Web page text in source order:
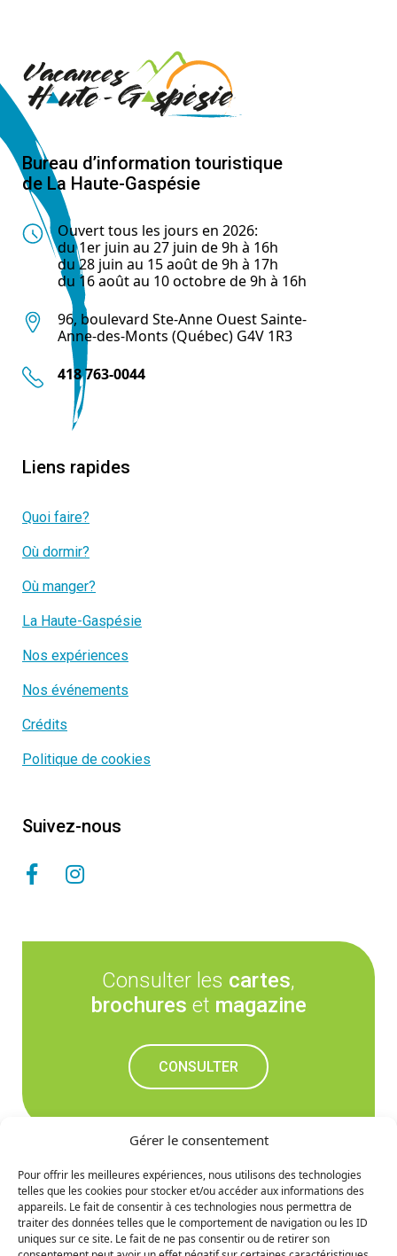
Gérer le consentement
Pour offrir les meilleures expériences, nous utilisons des technologies
telles que les cookies pour stocker et/ou accéder aux informations des
appareils. Le fait de consentir à ces technologies nous permettra de
traiter des données telles que le comportement de navigation ou les ID
uniques sur ce site. Le fait de ne pas consentir ou de retirer son
Bureau d’information touristique
de La Haute-Gaspésie
Ouvert tous les jours en 2026:
du 1er juin au 27 juin de 9h à 16h
du 28 juin au 15 août de 9h à 17h
du 16 août au 10 octobre de 9h à 16h
96, boulevard Ste-Anne Ouest Sainte-
Anne-des-Monts (Québec) G4V 1R3
418 763-0044
Liens rapides
Quoi faire?
Où dormir?
Où manger?
La Haute-Gaspésie
Nos expériences
Nos événements
Crédits
Politique de cookies
Suivez-nous
Consulter les cartes,
brochures et magazine
CONSULTER
Ne manquez rien des
prochaines nouvelles